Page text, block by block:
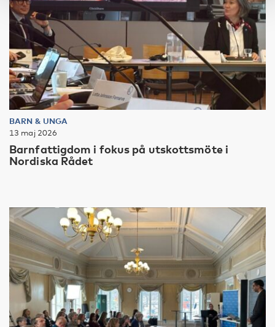
BARN & UNGA
13 maj 2026
Barnfattigdom i fokus på utskottsmöte i
Nordiska Rådet